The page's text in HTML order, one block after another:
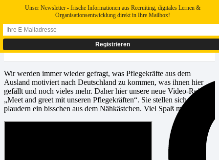
Wir werden immer wieder gefragt, was Pflegekräfte aus dem
Ausland motiviert nach Deutschland zu kommen, was ihnen hier
gefällt und noch vieles mehr. Daher hier unsere neue Video-Reihe
„Meet and greet mit unseren Pflegekräften“. Sie stellen sich vor und
plaudern ein bisschen aus dem Nähkästchen. Viel Spaß mit Rui Qi!
Unser Newsletter - frische Informationen aus Recruiting, digitales Lernen &
Organisationsentwicklung direkt in Ihre Mailbox!